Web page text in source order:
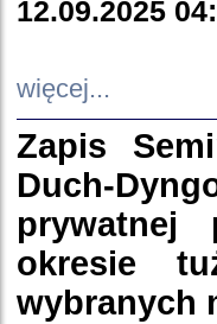
12.09.2025
więcej...
Zapis
Duch-
prywatnej
okresie
wybranych